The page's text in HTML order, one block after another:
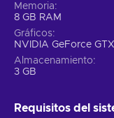
Memoria
8 GB RAM
Gráficos
NVIDIA GeForce
Almacenamiento
3 GB
Requisitos del